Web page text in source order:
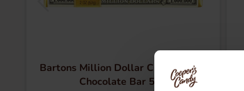
Bartons Million Dollar Creamy Milk
Chocolate Bar 57g